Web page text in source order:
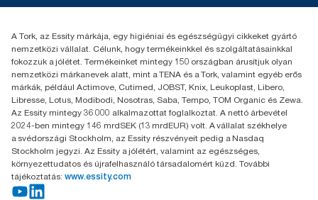
+36 1 392 2176
H-1021 Budapest
Budakeszi út 51.
A Tork, az Essity márkája, egy higiéniai és egészségügyi cikkeket gyártó
nemzetközi vállalat. Célunk, hogy termékeinkkel és szolgáltatásainkkal
fokozzuk a jólétet. Termékeinket mintegy 150 országban árusítjuk olyan
nemzetközi márkanevek alatt, mint a TENA és a Tork, valamint egyéb erős
márkák, például Actimove, Cutimed, JOBST, Knix, Leukoplast, Libero,
Libresse, Lotus, Modibodi, Nosotras, Saba, Tempo, TOM Organic és Zewa.
Az Essity mintegy 36 000 alkalmazottat foglalkoztat. A nettó árbevétel
2024-ben mintegy 146 mrdSEK (13 mrdEUR) volt. A vállalat székhelye
a svédországi Stockholm, az Essity részvényeit pedig a Nasdaq
Stockholm jegyzi. Az Essity a jólétért, valamint az egészséges,
környezettudatos és újrafelhasználó társadalomért küzd. További
tájékoztatás: www.essity.com